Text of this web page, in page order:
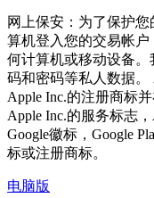
网上保安：为了保护
算机登入您的交易帐
何计算机或移动设备
码和密码等私人数据。
Apple Inc.的注册商标
Apple Inc.的服务标志
Google徽标，Google
标或注册商标。
电脑版